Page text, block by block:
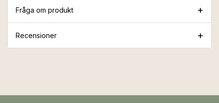
Fråga om produkt
Recensioner